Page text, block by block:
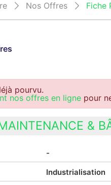
Nos Offres Fiche
pourvu.
nos offres en lignepour
&
-
Industrialisation